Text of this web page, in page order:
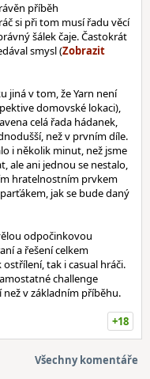
příběh
si při tom musí řadu věcí
šálek čaje. Častokrát
smysl (
jiná v tom, že Yarn není
domovské lokaci),
celá řada hádanek,
než v prvním díle.
i několik minut, než jsme
ale ani jednou se nestalo,
hratelnostním prvkem
jak se bude daný
odpočinkovou
a řešení celkem
tak i casual hráči.
challenge
v základním příběhu.
+18
Všechny komentáře